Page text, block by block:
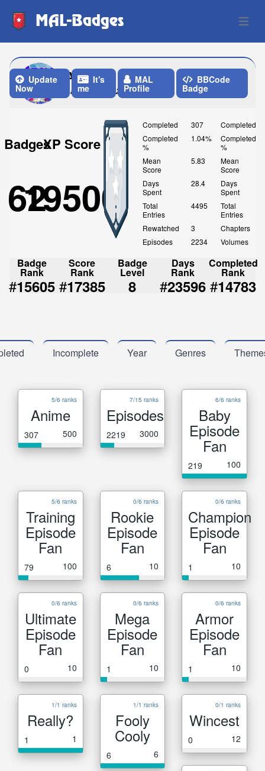
MAL-Badges Open
Atrfan1
Last Update: 2 Months ago
Update
Now
It's
me
MAL
Profile
BBCode
Badge
Badges
62
XP Score
19500
Completed
307
Completed
%
1.04%
Mean
Score
5.83
Days
Spent
28.4
Total
Entries
4495
Rewatched
3
Episodes
2234
Completed
Completed
%
Mean
Score
Days
Spent
Total
Entries
Chapters
Volumes
Badge
Rank
#15605
Score
Rank
#17385
Badge
Level
8
Days
Rank
#23596
Completed
Rank
#14783
Incomplete Year Genres
5/6 ranks
Anime
307 500
7/15 ranks
Episodes
2219 3000
6/6 ranks
Baby
Episode
Fan
219 100
5/6 ranks
Training
Episode
Fan
79 100
0/6 ranks
Rookie
Episode
Fan
6 10
0/6 ranks
Champion
Episode
Fan
1 10
0/6 ranks
Ultimate
Episode
Fan
0 10
0/6 ranks
Mega
Episode
Fan
1 10
0/6 ranks
Armor
Episode
Fan
1 10
1/1 ranks
Really?
1 1
1/1 ranks
Fooly
Cooly
6 6
0/1 ranks
Wincest
0 12